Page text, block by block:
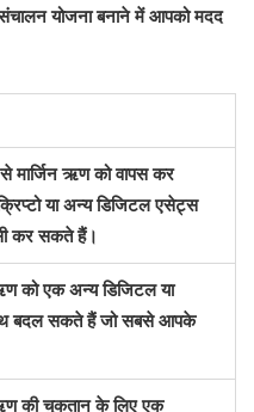
संचालन योजना बनाने में आपको मदद
मार्जिन ऋण को वापस कर
या अन्य डिजिटल एसेट्स
कर सकते हैं।
को एक अन्य डिजिटल या
बदल सकते हैं जो सबसे आपके
की चुकतान के लिए एक